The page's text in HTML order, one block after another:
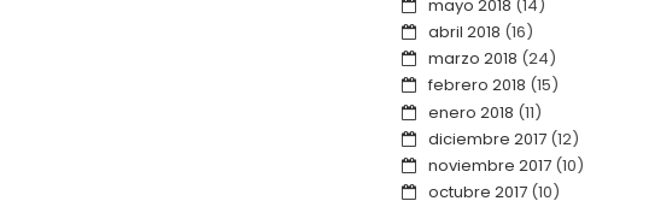
mayo 2018 (14)
abril 2018 (16)
marzo 2018 (24)
febrero 2018 (15)
enero 2018 (11)
diciembre 2017(12)
noviembre 2017(10)
octubre 2017(10)